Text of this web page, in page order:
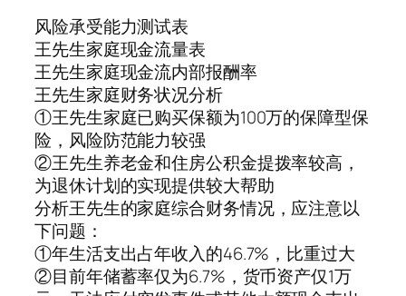
风险承受能力测试表
王先生家庭现金流量表
王先生家庭现金流内部报酬率
王先生家庭财务状况分析
①王先生家庭已购买保额为100万的保障型保
险，风险防范能力较强
②王先生养老金和住房公积金提拨率较高，
为退休计划的实现提供较大帮助
分析王先生的家庭综合财务情况，应注意以
下问题：
①年生活支出占年收入的46.7%，比重过大
②目前年储蓄率仅为6.7%，货币资产仅1万